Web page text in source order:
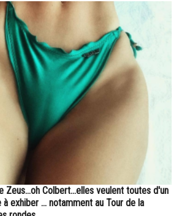
Zeus...oh Colbert...elles veulent toutes d'un
exhiber ... notamment au Tour de la